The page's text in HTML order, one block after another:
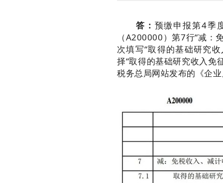
答： 预缴申报第4季
（A200000）第7行“减
次填写“取得的基础研究
择“取得的基础研究收入免
税务总局网站发布的《企